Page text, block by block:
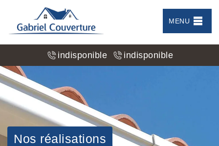
MENU
indisponible indisponible
Nos réalisations